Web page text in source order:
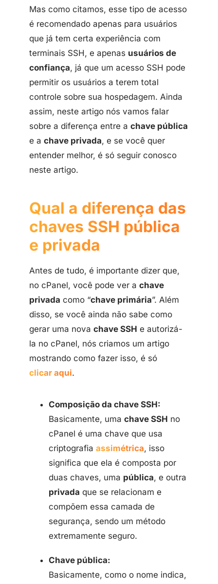
Mas como citamos, esse tipo de acesso
é recomendado apenas para usuários
que já tem certa experiência com
terminais SSH, e apenas usuários de
confiança, já que um acesso SSH pode
permitir os usuários a terem total
controle sobre sua hospedagem. Ainda
assim, neste artigo nós vamos falar
sobre a diferença entre a chave pública
e a chave privada, e se você quer
entender melhor, é só seguir conosco
neste artigo.
Qual a diferença das
chaves SSH pública
e privada
Antes de tudo, é importante dizer que,
no cPanel, você pode ver a chave
privada como “chave primária”. Além
disso, se você ainda não sabe como
gerar uma nova chave SSH e autorizá-
la no cPanel, nós criamos um artigo
mostrando como fazer isso, é só
clicar aqui.
Composição da chave SSH:
Basicamente, uma chave SSH no
cPanel é uma chave que usa
criptografia assimétrica, isso
significa que ela é composta por
duas chaves, uma pública, e outra
privada que se relacionam e
compõem essa camada de
segurança, sendo um método
extremamente seguro.
Chave pública:
Basicamente, como o nome indica,